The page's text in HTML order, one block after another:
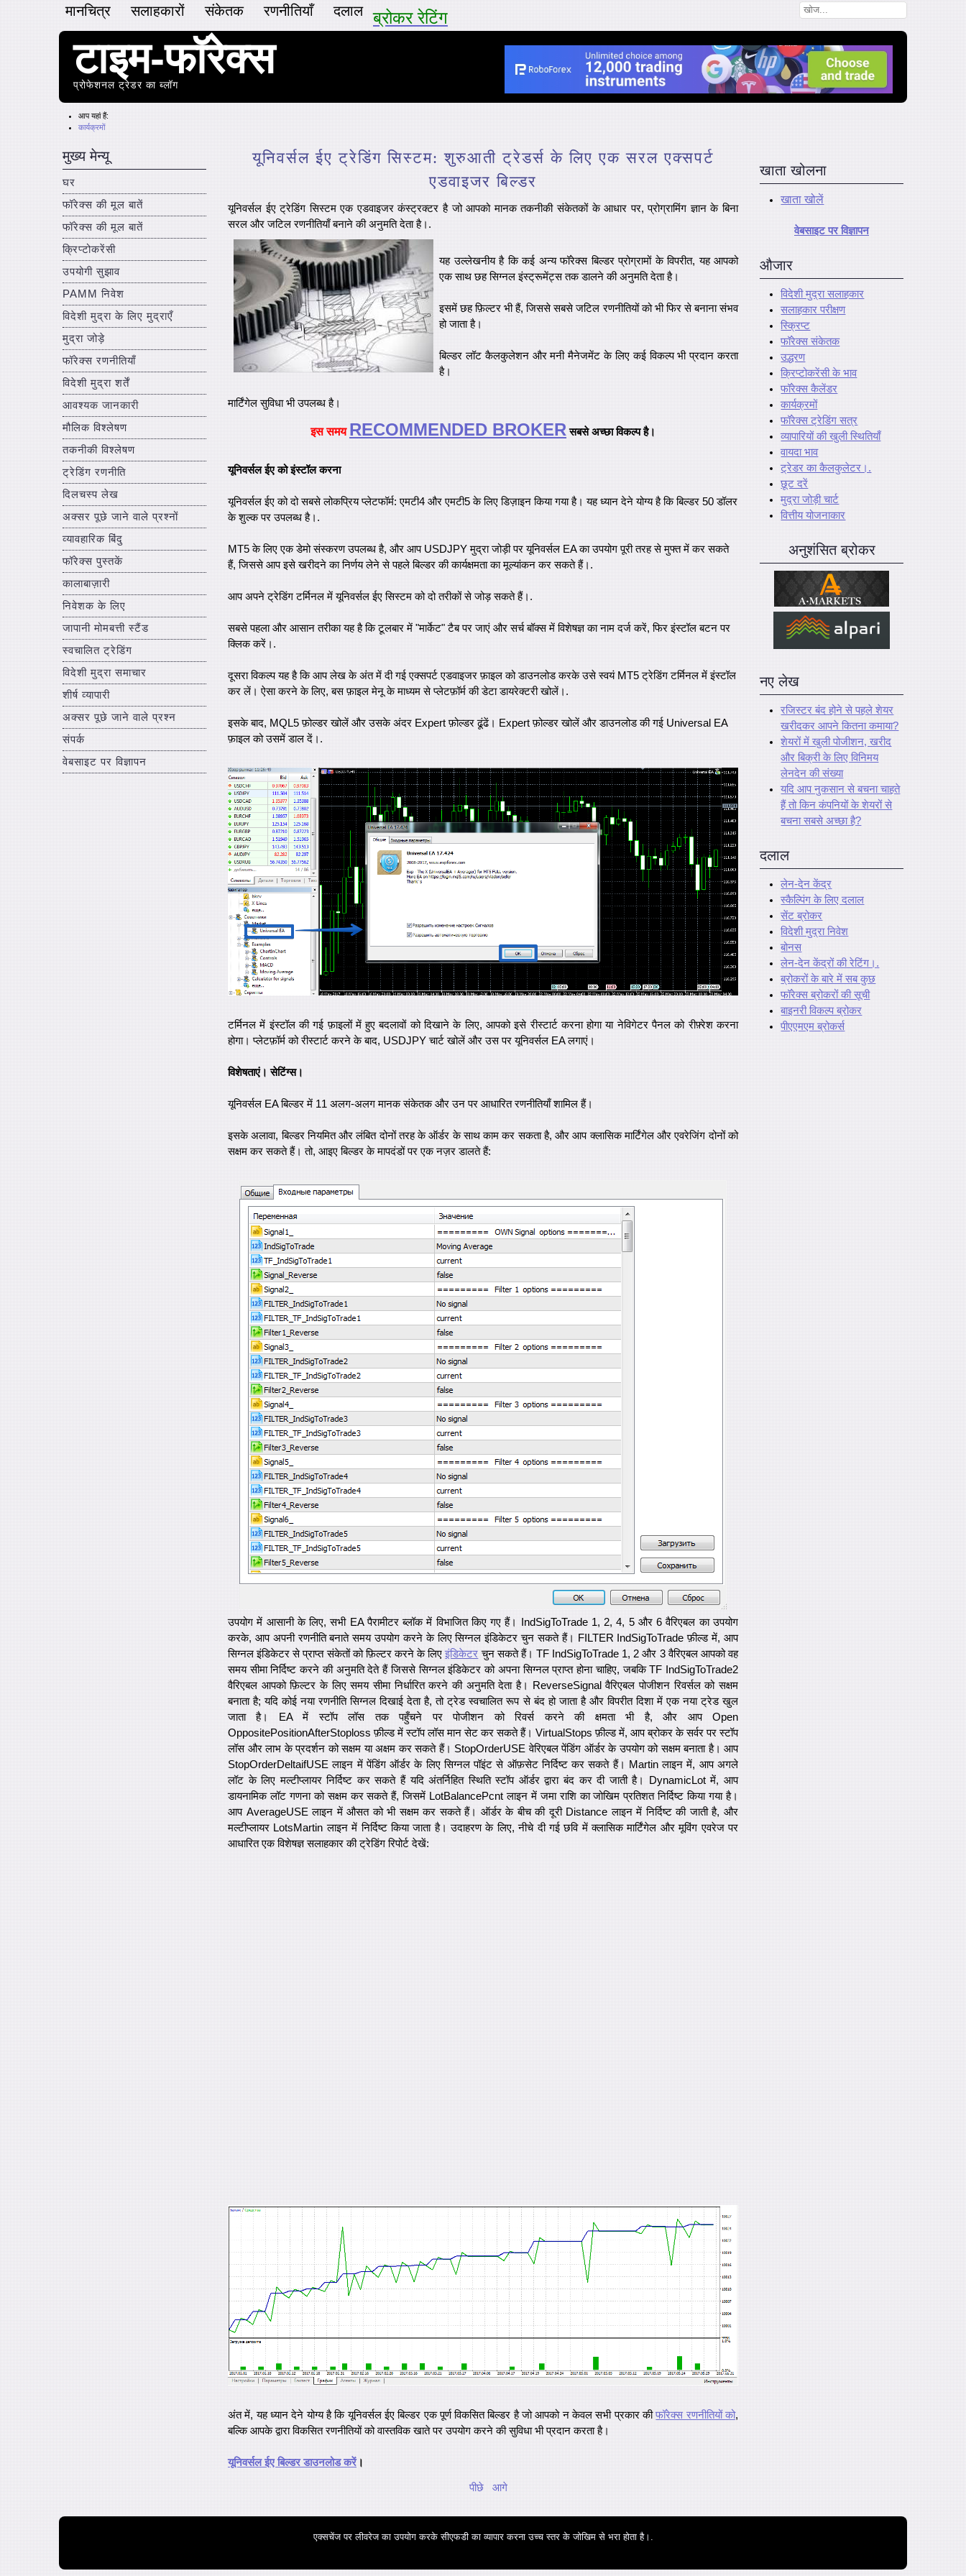
मानचित्र सलाहकारों संकेतक रणनीतियाँ दलाल ब्रोकर रेटिंग
टाइम-फॉरेक्स
प्रोफेशनल ट्रेडर का ब्लॉग
आप यहां हैं:
कार्यक्रमों
मुख्य मेन्यू
घर
फॉरेक्स की मूल बातें
फॉरेक्स की मूल बातें
क्रिप्टोकरेंसी
उपयोगी सुझाव
PAMM निवेश
विदेशी मुद्रा के लिए मुद्राएँ
मुद्रा जोड़े
फॉरेक्स रणनीतियाँ
विदेशी मुद्रा शर्तें
आवश्यक जानकारी
मौलिक विश्लेषण
तकनीकी विश्लेषण
ट्रेडिंग रणनीति
दिलचस्प लेख
अक्सर पूछे जाने वाले प्रश्नों
व्यावहारिक बिंदु
फॉरेक्स पुस्तकें
कालाबाज़ारी
निवेशक के लिए
जापानी मोमबत्ती स्टैंड
स्वचालित ट्रेडिंग
विदेशी मुद्रा समाचार
शीर्ष व्यापारी
अक्सर पूछे जाने वाले प्रश्न
संपर्क
वेबसाइट पर विज्ञापन
यूनिवर्सल ईए ट्रेडिंग सिस्टम: शुरुआती ट्रेडर्स के लिए एक सरल एक्सपर्ट
एडवाइजर बिल्डर
यूनिवर्सल ईए ट्रेडिंग सिस्टम एक एडवाइजर कंस्ट्रक्टर है जो आपको मानक तकनीकी संकेतकों के आधार पर, प्रोग्रामिंग ज्ञान के बिना
सरल और जटिल रणनीतियाँ बनाने की अनुमति देता है।.
यह उल्लेखनीय है कि कई अन्य फॉरेक्स बिल्डर प्रोग्रामों के विपरीत, यह आपको
एक साथ छह सिग्नल इंस्ट्रूमेंट्स तक डालने की अनुमति देता है।
इसमें छह फ़िल्टर भी हैं, जिससे सबसे जटिल रणनीतियों को भी फिर से बनाना संभव
हो जाता है।
बिल्डर लॉट कैलकुलेशन और मनी मैनेजमेंट के लिए कई विकल्प भी प्रदान करता
है।
मार्टिंगेल सुविधा भी उपलब्ध है।
इस समय RECOMMENDED BROKERसबसे अच्छा विकल्प है।
यूनिवर्सल ईए को इंस्टॉल करना
यूनिवर्सल ईए को दो सबसे लोकप्रिय प्लेटफॉर्म: एमटी4 और एमटी5 के लिए डिज़ाइन किया गया है। यह ध्यान देने योग्य है कि बिल्डर 50 डॉलर
के शुल्क पर उपलब्ध है।.
MT5 के लिए एक डेमो संस्करण उपलब्ध है, और आप USDJPY मुद्रा जोड़ी पर यूनिवर्सल EA का उपयोग पूरी तरह से मुफ्त में कर सकते
हैं, जिससे आप इसे खरीदने का निर्णय लेने से पहले बिल्डर की कार्यक्षमता का मूल्यांकन कर सकते हैं।.
आप अपने ट्रेडिंग टर्मिनल में यूनिवर्सल ईए सिस्टम को दो तरीकों से जोड़ सकते हैं।.
सबसे पहला और आसान तरीका यह है कि टूलबार में "मार्केट" टैब पर जाएं और सर्च बॉक्स में विशेषज्ञ का नाम दर्ज करें, फिर इंस्टॉल बटन पर
क्लिक करें।.
दूसरा विकल्प यह है कि आप लेख के अंत में दी गई एक्सपर्ट एडवाइजर फ़ाइल को डाउनलोड करके उसे स्वयं MT5 ट्रेडिंग टर्मिनल में इंस्टॉल
कर लें। ऐसा करने के लिए, बस फ़ाइल मेनू के माध्यम से प्लेटफ़ॉर्म की डेटा डायरेक्टरी खोलें।.
इसके बाद, MQL5 फ़ोल्डर खोलें और उसके अंदर Expert फ़ोल्डर ढूंढें। Expert फ़ोल्डर खोलें और डाउनलोड की गई Universal EA
फ़ाइल को उसमें डाल दें।.
टर्मिनल में इंस्टॉल की गई फ़ाइलों में हुए बदलावों को दिखाने के लिए, आपको इसे रीस्टार्ट करना होगा या नेविगेटर पैनल को रीफ़्रेश करना
होगा। प्लेटफ़ॉर्म को रीस्टार्ट करने के बाद, USDJPY चार्ट खोलें और उस पर यूनिवर्सल EA लगाएं।
विशेषताएं। सेटिंग्स।
यूनिवर्सल EA बिल्डर में 11 अलग-अलग मानक संकेतक और उन पर आधारित रणनीतियाँ शामिल हैं।
इसके अलावा, बिल्डर नियमित और लंबित दोनों तरह के ऑर्डर के साथ काम कर सकता है, और आप क्लासिक मार्टिंगेल और एवरेजिंग दोनों को
सक्षम कर सकते हैं। तो, आइए बिल्डर के मापदंडों पर एक नज़र डालते हैं:
उपयोग में आसानी के लिए, सभी EA पैरामीटर ब्लॉक में विभाजित किए गए हैं। IndSigToTrade 1, 2, 4, 5 और 6 वैरिएबल का उपयोग
करके, आप अपनी रणनीति बनाते समय उपयोग करने के लिए सिग्नल इंडिकेटर चुन सकते हैं। FILTER IndSigToTrade फ़ील्ड में, आप
सिग्नल इंडिकेटर से प्राप्त संकेतों को फ़िल्टर करने के लिएइंडिकेटर चुन सकते हैं। TF IndSigToTrade 1, 2 और 3 वैरिएबल आपको वह
समय सीमा निर्दिष्ट करने की अनुमति देते हैं जिससे सिग्नल इंडिकेटर को अपना सिग्नल प्राप्त होना चाहिए, जबकि TF IndSigToTrade2
वैरिएबल आपको फ़िल्टर के लिए समय सीमा निर्धारित करने की अनुमति देता है। ReverseSignal वैरिएबल पोजीशन रिवर्सल को सक्षम
बनाता है; यदि कोई नया रणनीति सिग्नल दिखाई देता है, तो ट्रेड स्वचालित रूप से बंद हो जाता है और विपरीत दिशा में एक नया ट्रेड खुल
जाता है। EA में स्टॉप लॉस तक पहुँचने पर पोजीशन को रिवर्स करने की क्षमता भी है, और आप Open
OppositePositionAfterStoploss फ़ील्ड में स्टॉप लॉस मान सेट कर सकते हैं। VirtualStops फ़ील्ड में, आप ब्रोकर के सर्वर पर स्टॉप
लॉस और लाभ के प्रदर्शन को सक्षम या अक्षम कर सकते हैं। StopOrderUSE वेरिएबल पेंडिंग ऑर्डर के उपयोग को सक्षम बनाता है। आप
StopOrderDeltaifUSE लाइन में पेंडिंग ऑर्डर के लिए सिग्नल पॉइंट से ऑफ़सेट निर्दिष्ट कर सकते हैं। Martin लाइन में, आप अगले
लॉट के लिए मल्टीप्लायर निर्दिष्ट कर सकते हैं यदि अंतर्निहित स्थिति स्टॉप ऑर्डर द्वारा बंद कर दी जाती है। DynamicLot में, आप
डायनामिक लॉट गणना को सक्षम कर सकते हैं, जिसमें LotBalancePcnt लाइन में जमा राशि का जोखिम प्रतिशत निर्दिष्ट किया गया है।
आप AverageUSE लाइन में औसत को भी सक्षम कर सकते हैं। ऑर्डर के बीच की दूरी Distance लाइन में निर्दिष्ट की जाती है, और
मल्टीप्लायर LotsMartin लाइन में निर्दिष्ट किया जाता है। उदाहरण के लिए, नीचे दी गई छवि में क्लासिक मार्टिंगेल और मूविंग एवरेज पर
आधारित एक विशेषज्ञ सलाहकार की ट्रेडिंग रिपोर्ट देखें:
अंत में, यह ध्यान देने योग्य है कि यूनिवर्सल ईए बिल्डर एक पूर्ण विकसित बिल्डर है जो आपको न केवल सभी प्रकार कीफॉरेक्स रणनीतियों को,
बल्कि आपके द्वारा विकसित रणनीतियों को वास्तविक खाते पर उपयोग करने की सुविधा भी प्रदान करता है।
यूनिवर्सल ईए बिल्डर डाउनलोड करें।
पीछे आगे
खाता खोलना
खाता खोलें
वेबसाइट पर विज्ञापन
औजार
विदेशी मुद्रा सलाहकार
सलाहकार परीक्षण
स्क्रिप्ट
फॉरेक्स संकेतक
उद्धरण
क्रिप्टोकरेंसी के भाव
फॉरेक्स कैलेंडर
कार्यक्रमों
फॉरेक्स ट्रेडिंग सत्र
व्यापारियों की खुली स्थितियाँ
वायदा भाव
ट्रेडर का कैलकुलेटर।.
छूट दरें
मुद्रा जोड़ी चार्ट
वित्तीय योजनाकार
अनुशंसित ब्रोकर
नए लेख
रजिस्टर बंद होने से पहले शेयर
खरीदकर आपने कितना कमाया?
शेयरों में खुली पोजीशन, खरीद
और बिक्री के लिए विनिमय
लेनदेन की संख्या
यदि आप नुकसान से बचना चाहते
हैं तो किन कंपनियों के शेयरों से
बचना सबसे अच्छा है?
दलाल
लेन-देन केंद्र
स्कैल्पिंग के लिए दलाल
सेंट ब्रोकर
विदेशी मुद्रा निवेश
बोनस
लेन-देन केंद्रों की रेटिंग।.
ब्रोकरों के बारे में सब कुछ
फॉरेक्स ब्रोकरों की सूची
बाइनरी विकल्प ब्रोकर
पीएएमएम ब्रोकर्स
एक्सचेंज पर लीवरेज का उपयोग करके सीएफडी का व्यापार करना उच्च स्तर के जोखिम से भरा होता है।.